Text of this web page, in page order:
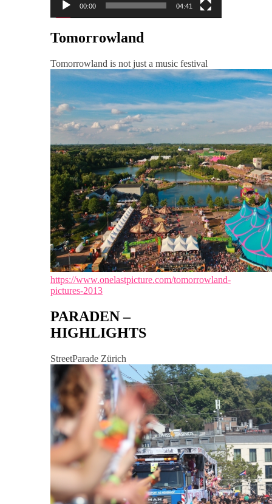
00:00 04:41
Tomorrowland
Tomorrowland is not just a music festival
https://www.onelastpicture.com/tomorrowland-
pictures-2013
PARADEN –
HIGHLIGHTS
StreetParade Zürich